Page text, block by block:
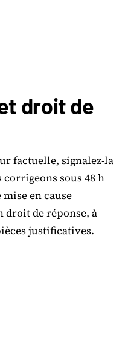
droit de
factuelle, signalez-la
sous 48 h
en cause
droit de réponse, à
justificatives.